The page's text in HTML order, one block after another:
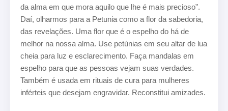
da alma em que mora aquilo que lhe é mais precioso”.
Daí, olharmos para a Petunia como a flor da sabedoria,
das revelações. Uma flor que é o espelho do há de
melhor na nossa alma. Use petúnias em seu altar de lua
cheia para luz e esclarecimento. Faça mandalas em
espelho para que as pessoas vejam suas verdades.
Também é usada em rituais de cura para mulheres
inférteis que desejam engravidar. Reconstitui amizades.